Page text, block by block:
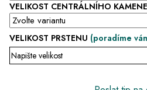
VELIKOST CENTRÁLNÍHO KAMENE
VELIKOST PRSTENU (poradíme